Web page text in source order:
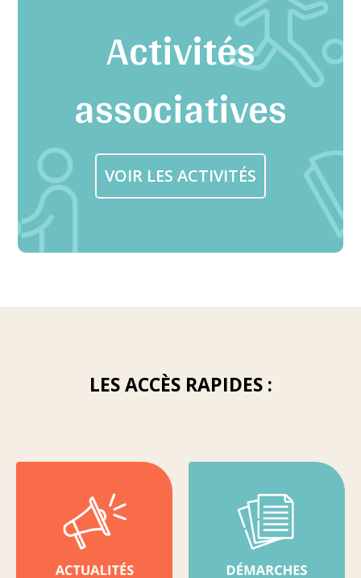
Activités
associatives
VOIR LES ACTIVITÉS
LES ACCÈS RAPIDES :